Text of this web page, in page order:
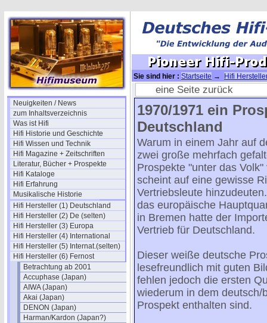
Neuigkeiten / News
zum Inhaltsverzeichnis
Was ist Hifi
Hifi Historie und Geschichte
Hifi Wissen und Technik
Hifi Magazine + Zeitschriften
Literatur, Bücher + Prospekte
Hifi Kataloge
Hifi Erfahrung
Musikalische Historie
Hifi Hersteller (1) Deutschland
Hifi Hersteller (2) De (selten)
Hifi Hersteller (3) Europa
Hifi Hersteller (4) International
Hifi Hersteller (5) Internat.(selten)
Hifi Hersteller (6) Fernost
Betrachtung ab 2001
Accuphase (Japan)
AIWA (Japan)
Akai (Japan)
DENON (Japan)
Harman/Kardon (Japan?)
Sie sind hier : Startseite →
Hifi
(DE)
eine Seite zurück
1970/1971 ein
Deutschland
Warum in einem Jahr auf
zwei große mehrfach
Prospekte "unter das
scheint auf eine gewisse
Vertriebsleute
das europäische
in Bremen hatte der
Vertrieb für Deutschland.
Dieser weiße deutsche
lesefreundlich mit guten
fehlen jedoch die ersten
wiederum in dem deutsch/
Prospekt enthalten sind.